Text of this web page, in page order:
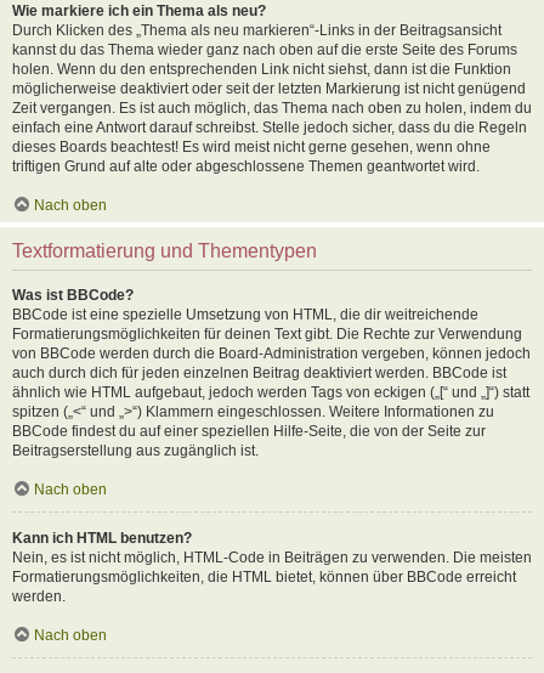
Wie markiere ich ein Thema als neu?
Durch Klicken des „Thema als neu markieren“-Links in der Beitragsansicht
kannst du das Thema wieder ganz nach oben auf die erste Seite des Forums
holen. Wenn du den entsprechenden Link nicht siehst, dann ist die Funktion
möglicherweise deaktiviert oder seit der letzten Markierung ist nicht genügend
Zeit vergangen. Es ist auch möglich, das Thema nach oben zu holen, indem du
einfach eine Antwort darauf schreibst. Stelle jedoch sicher, dass du die Regeln
dieses Boards beachtest! Es wird meist nicht gerne gesehen, wenn ohne
triftigen Grund auf alte oder abgeschlossene Themen geantwortet wird.
Nach oben
Textformatierung und Thementypen
Was ist BBCode?
BBCode ist eine spezielle Umsetzung von HTML, die dir weitreichende
Formatierungsmöglichkeiten für deinen Text gibt. Die Rechte zur Verwendung
von BBCode werden durch die Board-Administration vergeben, können jedoch
auch durch dich für jeden einzelnen Beitrag deaktiviert werden. BBCode ist
ähnlich wie HTML aufgebaut, jedoch werden Tags von eckigen („[“ und „]“) statt
spitzen („<“ und „>“) Klammern eingeschlossen. Weitere Informationen zu
BBCode findest du auf einer speziellen Hilfe-Seite, die von der Seite zur
Beitragserstellung aus zugänglich ist.
Nach oben
Kann ich HTML benutzen?
Nein, es ist nicht möglich, HTML-Code in Beiträgen zu verwenden. Die meisten
Formatierungsmöglichkeiten, die HTML bietet, können über BBCode erreicht
werden.
Nach oben